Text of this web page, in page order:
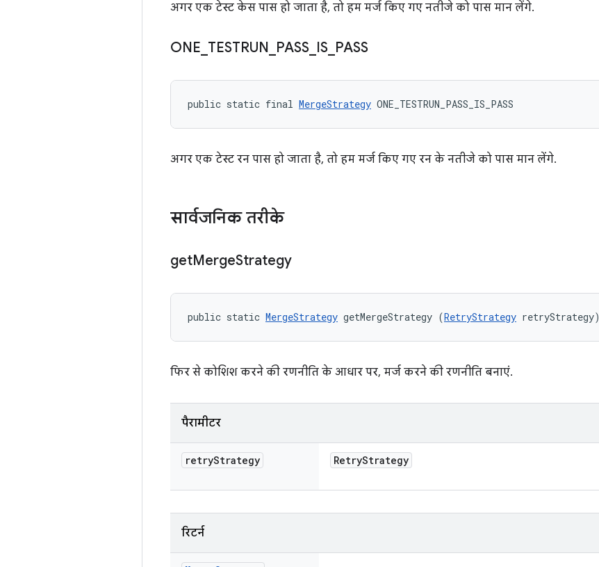
अगर एक टेस्ट केस पास हो जाता है, तो हम मर्ज किए गए नतीजे को पास मान लेंगे.
ONE TESTRUN PASS IS PASS
public static final MergeStrategy ONE_TESTRUN_PASS_IS_PASS
अगर एक टेस्ट रन पास हो जाता है, तो हम मर्ज किए गए रन के नतीजे को पास मान लेंगे.
सार्वजनिक तरीके
getMergeStrategy
public static MergeStrategy getMergeStrategy (RetryStrategy retryStrategy)
फिर से कोशिश करने की रणनीति के आधार पर, मर्ज करने की रणनीति बनाएं.
पैरामीटर
retryStrategy RetryStrategy
रिटर्न